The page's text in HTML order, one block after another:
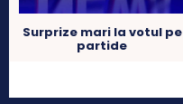
Surprize mari la votul pe
partide